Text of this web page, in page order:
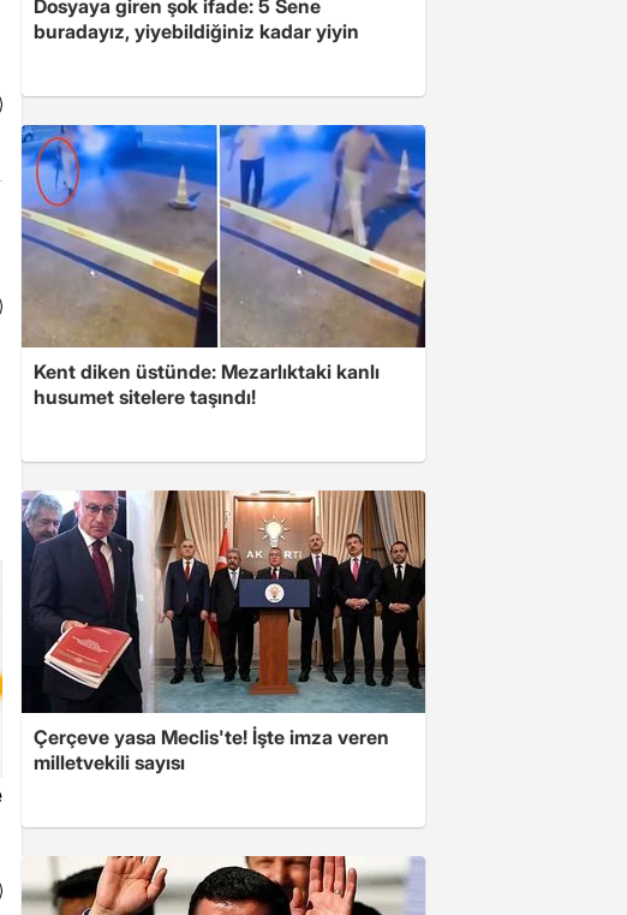
Dosyaya giren şok ifade: 5 Sene
buradayız, yiyebildiğiniz kadar yiyin
Kent diken üstünde: Mezarlıktaki kanlı
husumet sitelere taşındı!
Çerçeve yasa Meclis'te! İşte imza veren
milletvekili sayısı